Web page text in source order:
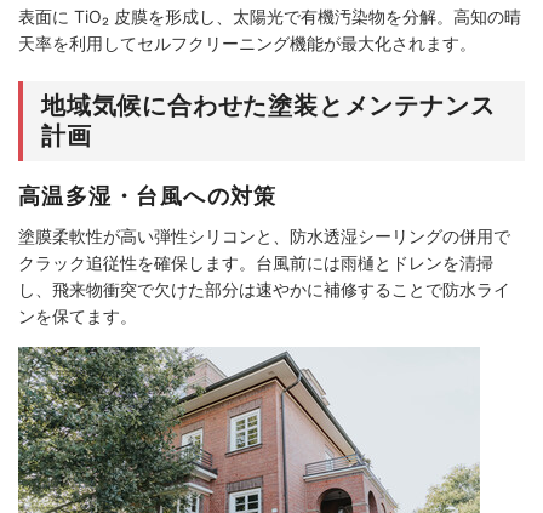
表面に TiO₂ 皮膜を形成し、太陽光で有機汚染物を分解。高知の晴
天率を利用してセルフクリーニング機能が最大化されます。
地域気候に合わせた塗装とメンテナンス
計画
高温多湿・台風への対策
塗膜柔軟性が高い弾性シリコンと、防水透湿シーリングの併用で
クラック追従性を確保します。台風前には雨樋とドレンを清掃
し、飛来物衝突で欠けた部分は速やかに補修することで防水ライ
ンを保てます。